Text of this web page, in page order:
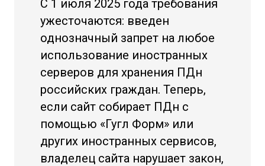
С 1 июля 2025 года требования
ужесточаются: введен
однозначный запрет на любое
использование иностранных
серверов для хранения ПДн
российских граждан. Теперь,
если сайт собирает ПДн с
помощью «Гугл Форм» или
других иностранных сервисов,
владелец сайта нарушает закон,